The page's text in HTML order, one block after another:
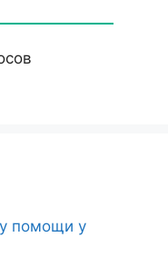
помощи у